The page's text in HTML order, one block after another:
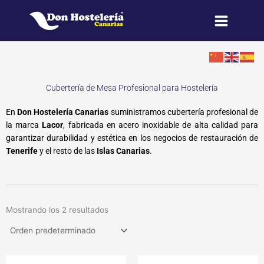
Cubertería de Mesa Profesional para Hostelería
EnDon Hostelería Canarias suministramos cubertería profesional de
la marcaLacor, fabricada en acero inoxidable de alta calidad para
garantizar durabilidad y estética en los negocios de restauración de
Tenerifey el resto de las Islas Canarias.
Mostrando los 2 resultados